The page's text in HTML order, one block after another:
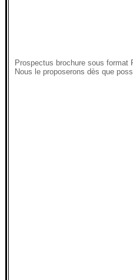
Prospectus brochure sous format
Nous le proposerons dès que